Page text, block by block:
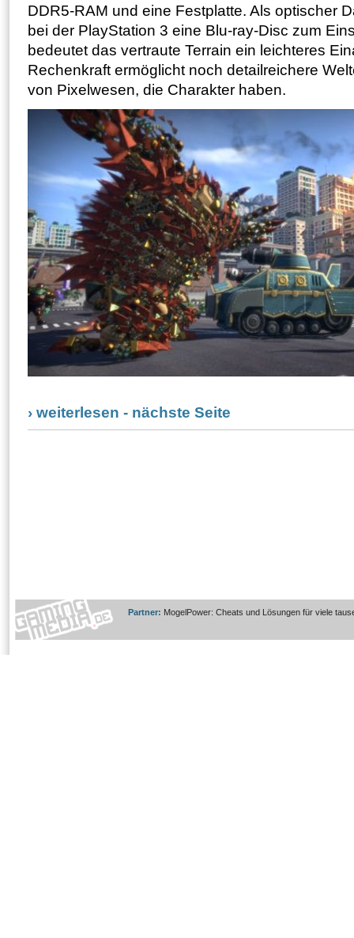
DDR5-RAM und eine Festplatte. Als optischer
bei der PlayStation 3 eine Blu-ray-Disc zum
bedeutet das vertraute Terrain ein leichteres
Rechenkraft ermöglicht noch detailreichere
von Pixelwesen, die Charakter haben.
› weiterlesen - nächste Seite
Partner: MogelPower: Cheats und Lösungen für viele